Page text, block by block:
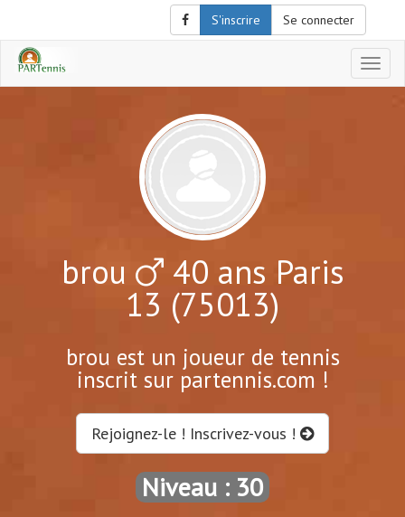
S'inscrire Se connecter
le
brou 40 ans Paris
13 (75013)
brou est un joueur de tennis
inscrit sur partennis.com !
Rejoignez-le ! Inscrivez-vous !
Niveau : 30